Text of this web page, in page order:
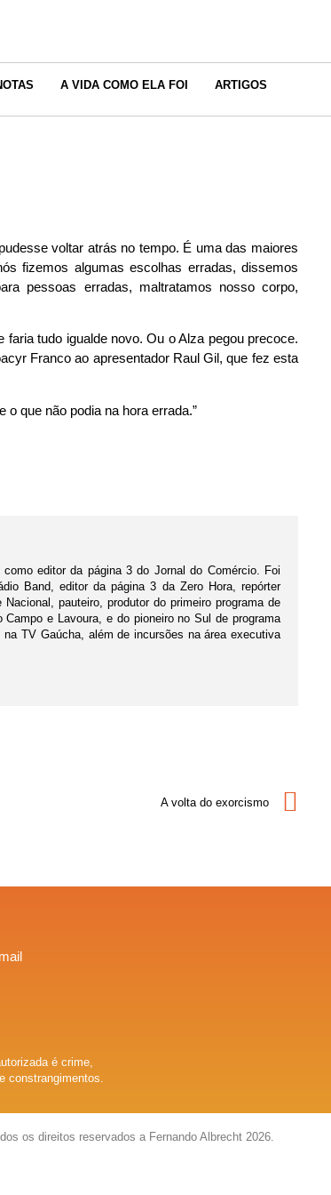
A VIDA COMO ELA FOI ARTIGOS
voltar atrás no tempo. É uma das maiores
fizemos algumas escolhas erradas, dissemos
pessoas erradas, maltratamos nosso corpo,
tudo igualde novo. Ou o Alza pegou precoce.
Franco ao apresentador Raul Gil, que fez esta
que não podia na hora errada.”
editor da página 3 do Jornal do Comércio. Foi
Band, editor da página 3 da Zero Hora, repórter
pauteiro, produtor do primeiro programa de
e Lavoura, e do pioneiro no Sul de programa
TV Gaúcha, além de incursões na área executiva
A volta do exorcismo
é crime,
constrangimentos.
os direitos reservados a Fernando Albrecht 2026.